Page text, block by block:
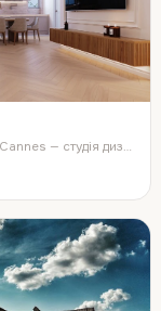
Вітаю, Ми - Azur Interior Cannes — студія дизайну інтер'єру та архітектури, створюємо сучасні та функціональні простори на Лазуровому узбережжі Франції. Ми проп…